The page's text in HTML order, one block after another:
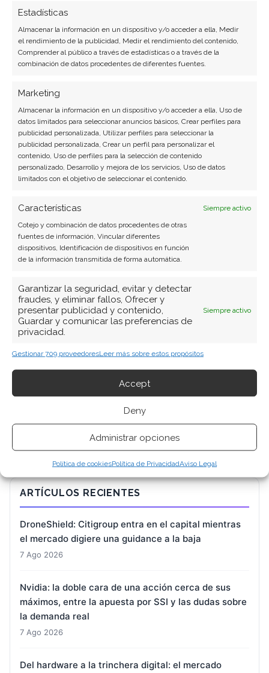
Estadísticas
Almacenar la información en un dispositivo y/o acceder a ella, Medir
el rendimiento de la publicidad, Medir el rendimiento del contenido,
Comprender al público a través de estadísticas o a través de la
combinación de datos procedentes de diferentes fuentes.
Marketing
Almacenar la información en un dispositivo y/o acceder a ella, Uso de
datos limitados para seleccionar anuncios básicos, Crear perfiles para
publicidad personalizada, Utilizar perfiles para seleccionar la
publicidad personalizada, Crear un perfil para personalizar el
contenido, Uso de perfiles para la selección de contenido
personalizado, Desarrollo y mejora de los servicios, Uso de datos
limitados con el objetivo de seleccionar el contenido.
Características
Siempre activo
Cotejo y combinación de datos procedentes de otras
fuentes de información, Vincular diferentes
dispositivos, Identificación de dispositivos en función
de la información transmitida de forma automática.
Garantizar la seguridad, evitar y detectar
fraudes, y eliminar fallos, Ofrecer y
presentar publicidad y contenido,
Guardar y comunicar las preferencias de
privacidad.
Siempre activo
Gestionar 709 proveedoresLeer más sobre estos propósitos
Accept
Deny
Administrar opciones
Política de cookiesPolítica de PrivacidadAviso Legal
Carmen Ruiz López
Periodista especializada en tecnología y
transformación digital con más de 8 años de
ciberseguridad y startups tecnológicas.
Ver todos los artículos →
BUSCAR
ARTÍCULOS RECIENTES
DroneShield: Citigroup entra en el capital mientras
el mercado digiere una guidance a la baja
7 Ago 2026
Nvidia: la doble cara de una acción cerca de sus
máximos, entre la apuesta por SSI y las dudas sobre
la demanda real
7 Ago 2026
Del hardware a la trinchera digital: el mercado